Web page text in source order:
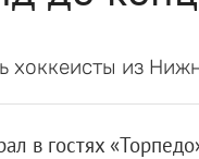
хоккеисты из
в гостях